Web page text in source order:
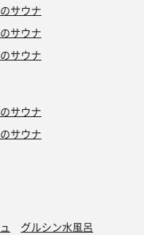
サウナ
サウナ
サウナ
サウナ
サウナ
グルシン水風呂